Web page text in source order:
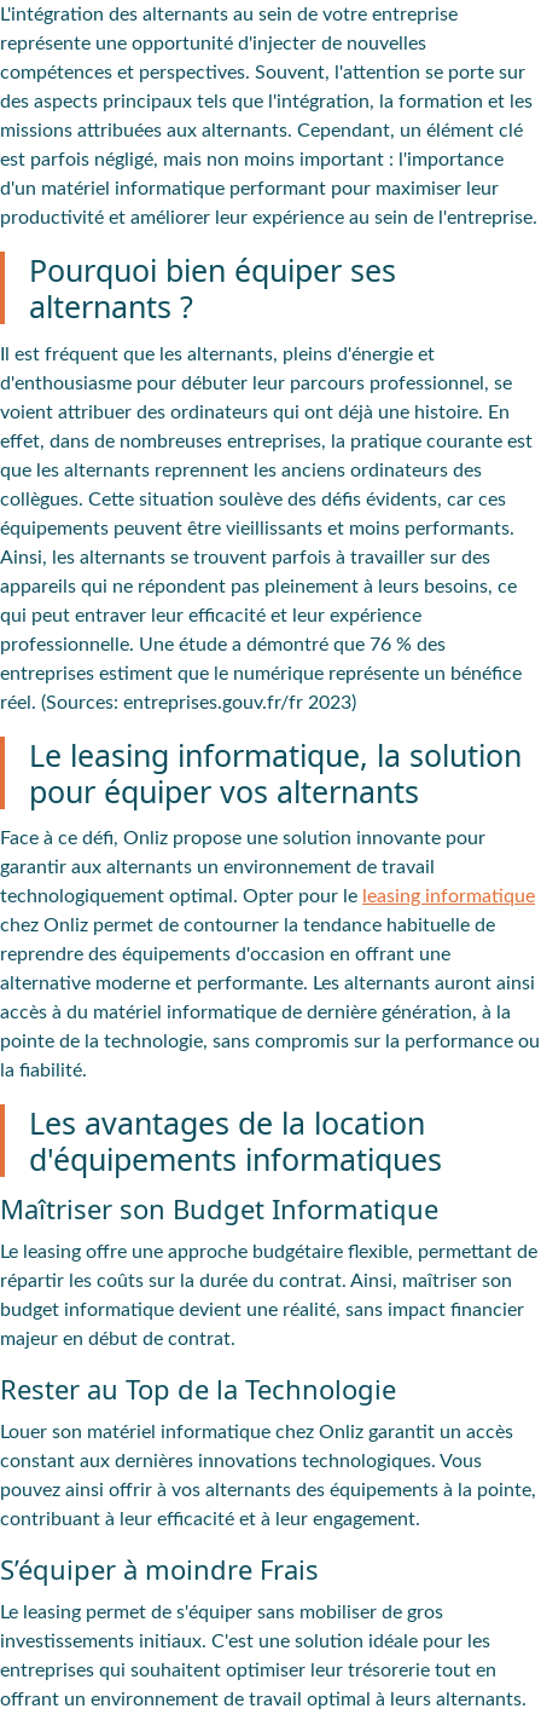
L'intégration des alternants au sein de votre entreprise
représente une opportunité d'injecter de nouvelles
compétences et perspectives. Souvent, l'attention se porte sur
des aspects principaux tels que l'intégration, la formation et les
missions attribuées aux alternants. Cependant, un élément clé
est parfois négligé, mais non moins important :
l'importance
d'un matériel informatique performant pour maximiser leur
productivité et améliorer leur expérience au sein de l'entreprise.
Pourquoi bien équiper ses
alternants ?
Il est fréquent que les alternants, pleins d'énergie et
d'enthousiasme pour débuter leur parcours professionnel, se
voient attribuer des ordinateurs qui ont déjà une histoire. En
effet, dans de nombreuses entreprises, la pratique courante est
que les alternants reprennent les anciens ordinateurs des
collègues. Cette situation soulève des défis évidents, car ces
équipements peuvent être vieillissants et moins performants.
Ainsi, les alternants se trouvent parfois à travailler sur des
appareils qui ne répondent pas pleinement à leurs besoins, ce
qui peut entraver leur efficacité et leur expérience
professionnelle. Une étude a démontré que 76 % des
entreprises estiment que le numérique représente un bénéfice
réel. (Sources: entreprises.gouv.fr/fr 2023)
Le leasing informatique, la solution
pour équiper vos alternants
Face à ce défi, Onliz propose une solution innovante pour
garantir aux alternants un environnement de travail
technologiquement optimal. Opter pour le leasing informatique
chez Onliz permet de contourner la tendance habituelle de
reprendre des équipements d'occasion en offrant une
alternative moderne et performante. Les alternants auront ainsi
accès à du matériel informatique de dernière génération, à la
pointe de la technologie, sans compromis sur la performance ou
la fiabilité.
Les avantages de la location
d'équipements informatiques
Maîtriser son Budget Informatique
Le leasing offre une approche budgétaire flexible, permettant de
répartir les coûts sur la durée du contrat. Ainsi, maîtriser son
budget informatique devient une réalité, sans impact financier
majeur en début de contrat.
Rester au Top de la Technologie
Louer son matériel informatique chez Onliz garantit un accès
constant aux dernières innovations technologiques. Vous
pouvez ainsi offrir à vos alternants des équipements à la pointe,
contribuant à leur efficacité et à leur engagement.
S’équiper à moindre Frais
Le leasing permet de s'équiper sans mobiliser de gros
investissements initiaux. C'est une solution idéale pour les
entreprises qui souhaitent optimiser leur trésorerie tout en
offrant un environnement de travail optimal à leurs alternants.